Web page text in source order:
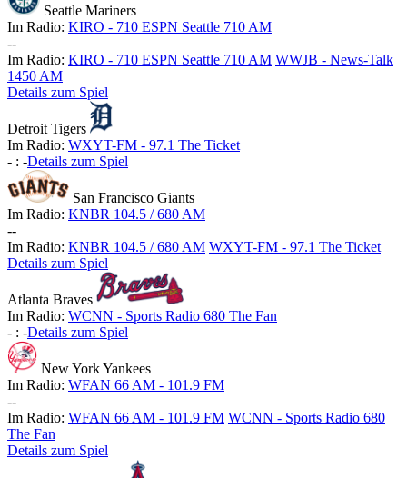
Seattle Mariners
Im Radio: KIRO - 710 ESPN Seattle 710 AM
--
Im Radio: KIRO - 710 ESPN Seattle 710 AM WWJB - News-Talk
1450 AM
Details zum Spiel
Detroit Tigers
Im Radio: WXYT-FM - 97.1 The Ticket
- : -Details zum Spiel
San Francisco Giants
Im Radio: KNBR 104.5 / 680 AM
--
Im Radio: KNBR 104.5 / 680 AM WXYT-FM - 97.1 The Ticket
Details zum Spiel
Atlanta Braves
Im Radio: WCNN - Sports Radio 680 The Fan
- : -Details zum Spiel
New York Yankees
Im Radio: WFAN 66 AM - 101.9 FM
--
Im Radio: WFAN 66 AM - 101.9 FM WCNN - Sports Radio 680
The Fan
Details zum Spiel